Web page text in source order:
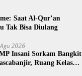
Saat Al-Qur’an
Tak Bisa Diulang
2026
Insani Sorkam Bangkit
Ruang Kelas